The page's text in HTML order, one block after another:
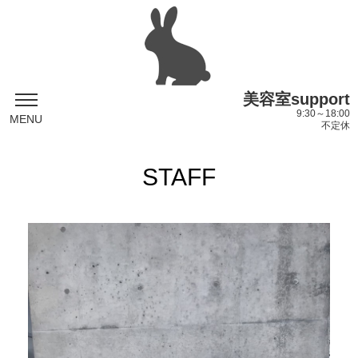
MENU
美容室support
9:30～18:00
不定休
STAFF